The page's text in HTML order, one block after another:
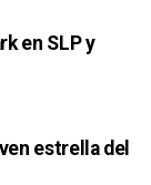
en SLP y
estrella del